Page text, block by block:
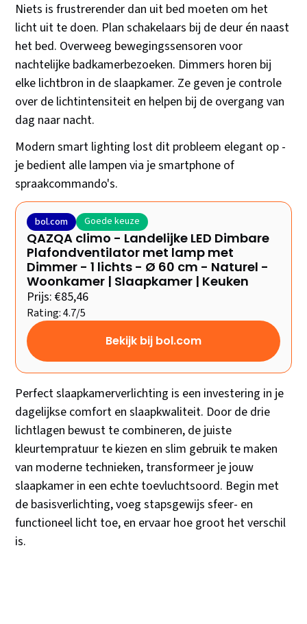
Niets is frustrerender dan uit bed moeten om het
licht uit te doen. Plan schakelaars bij de deur én naast
het bed. Overweeg bewegingssensoren voor
nachtelijke badkamerbezoeken. Dimmers horen bij
elke lichtbron in de slaapkamer. Ze geven je controle
over de lichtintensiteit en helpen bij de overgang van
dag naar nacht.
Modern smart lighting lost dit probleem elegant op -
je bedient alle lampen via je smartphone of
spraakcommando's.
bol.com Goede keuze
QAZQA climo - Landelijke LED Dimbare
Plafondventilator met lamp met
Dimmer - 1 lichts - Ø 60 cm - Naturel -
Woonkamer | Slaapkamer | Keuken
Prijs: €85,46
Rating: 4.7/5
Bekijk bij bol.com
Perfect slaapkamerverlichting is een investering in je
dagelijkse comfort en slaapkwaliteit. Door de drie
lichtlagen bewust te combineren, de juiste
kleurtempratuur te kiezen en slim gebruik te maken
van moderne technieken, transformeer je jouw
slaapkamer in een echte toevluchtsoord. Begin met
de basisverlichting, voeg stapsgewijs sfeer- en
functioneel licht toe, en ervaar hoe groot het verschil
is.